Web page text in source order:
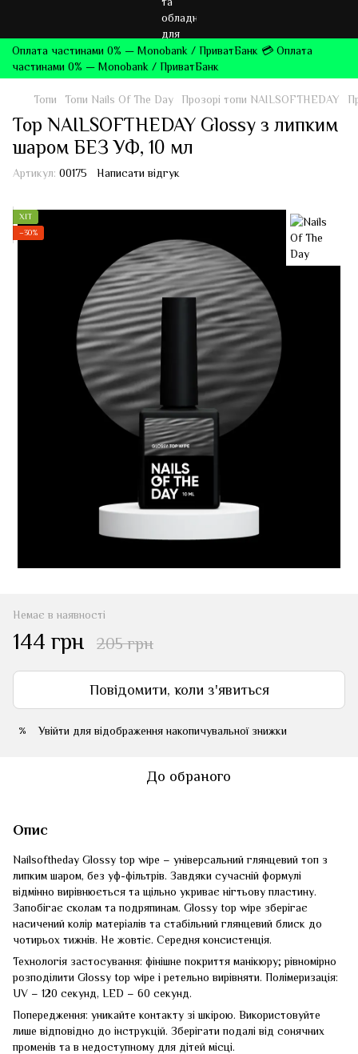
Оплата частинами 0% — Monobank / ПриватБанк 💳 Оплата
частинами 0% — Monobank / ПриватБанк
Топи Топи Nails Of The Day Прозорі топи NAILSOFTHEDAY
Top NAILSOFTHEDAY Glossy з липким
шаром БЕЗ УФ, 10 мл
Артикул: 00175 Написати відгук
ХІТ
−30%
Немає в наявності
144 грн 205 грн
Повідомити, коли з'явиться
% Увійти для відображення накопичувальної знижки
До обраного
Опис
Nailsoftheday Glossy top wipe – універсальний глянцевий топ з
липким шаром, без уф-фільтрів. Завдяки сучасній формулі
відмінно вирівнюється та щільно укриває нігтьову пластину.
Запобігає сколам та подряпинам. Glossy top wipe зберігає
насичений колір матеріалів та стабільний глянцевий блиск до
чотирьох тижнів. Не жовтіє. Середня консистенція.
Технологія застосування: фінішне покриття манікюру; рівномірно
розподілити Glossy top wipe і ретельно вирівняти. Полімеризація:
UV – 120 секунд, LED – 60 секунд.
Попередження: уникайте контакту зі шкірою. Використовуйте
лише відповідно до інструкцій. Зберігати подалі від сонячних
променів та в недоступному для дітей місці.